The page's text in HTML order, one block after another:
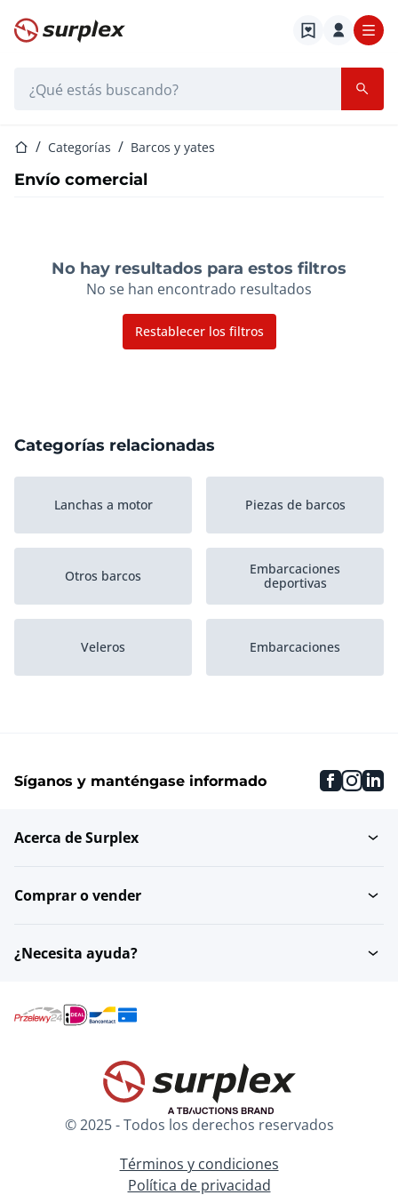
Página de inicio
Página de inicio
Categorías Barcos y yates
Envío comercial
No hay resultados para estos filtros
No se han encontrado resultados
Restablecer los filtros
Categorías relacionadas
Lanchas a motor Piezas de barcos
Otros barcos
Embarcaciones
deportivas
Veleros Embarcaciones
Barcos de Trabajo Barcazas de empuje
Pontones
Barcos remolcadores
Síganos y manténgase informado
Acerca de Surplex
Comprar o vender
¿Necesita ayuda?
© 2025 - Todos los derechos reservados
Términos y condiciones
Política de privacidad